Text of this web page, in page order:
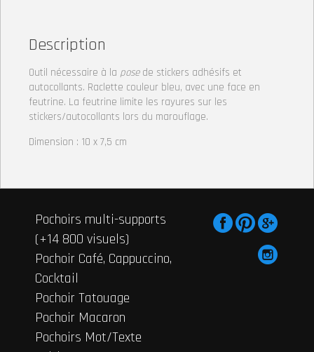
Description
Outil nécessaire à la posede stickers adhésifs et
autocollants. Raclette couleur bleu, avec une face en
feutrine. La feutrine limite les rayures sur les
stickers/autocollants lors du marouflage.
Dimension : 10 x 7,5 cm
Pochoirs multi-supports
(+14 800 visuels)
Pochoir Café, Cappuccino,
Cocktail
Pochoir Tatouage
Pochoir Macaron
Pochoirs Mot/Texte